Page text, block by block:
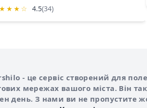
★ ★ ★ ☆ 4.5(34)
Shurshilo
- це сервіс створений для
мережах вашого міста. Він
день. З нами ви не пропустите